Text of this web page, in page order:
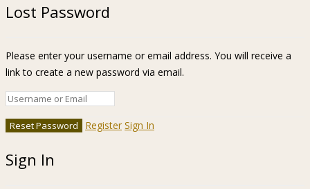
Lost Password
Please enter your username or email address. You will receive a
link to create a new password via email.
Register Sign In
Sign In